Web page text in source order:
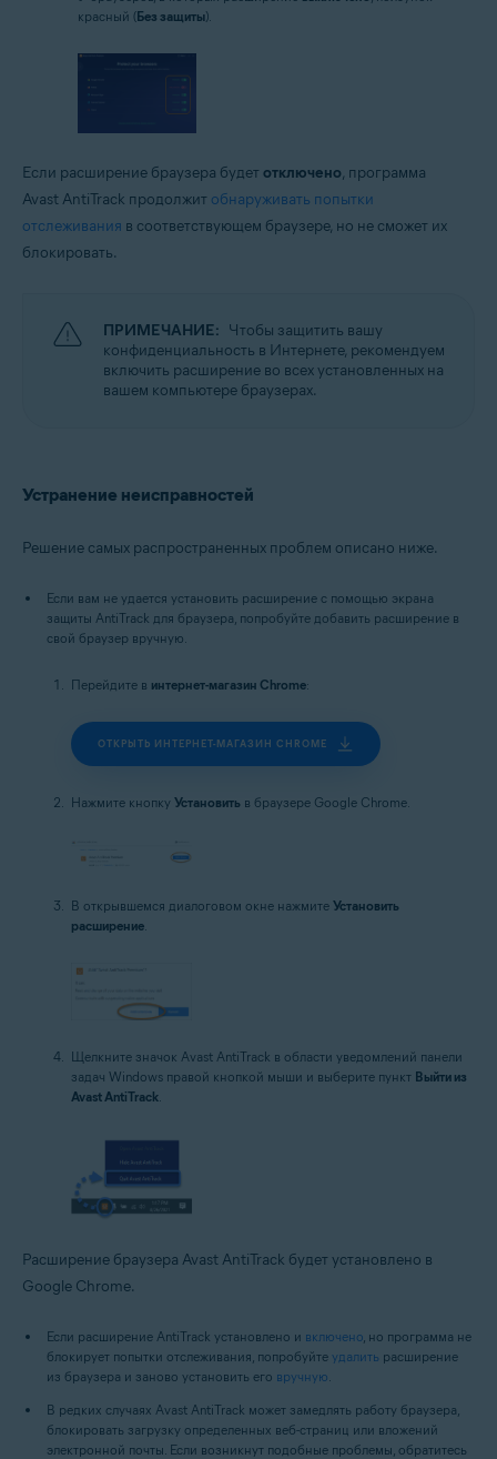
красный (Без защиты).
Если расширение браузера будет отключено, программа
Avast AntiTrack продолжит обнаруживать попытки
отслеживания в соответствующем браузере, но не сможет их
блокировать.
ПРИМЕЧАНИЕ: Чтобы защитить вашу
конфиденциальность в Интернете, рекомендуем
включить расширение во всех установленных на
вашем компьютере браузерах.
Устранение неисправностей
Решение самых распространенных проблем описано ниже.
Если вам не удается установить расширение с помощью экрана
защиты AntiTrack для браузера, попробуйте добавить расширение в
свой браузер вручную.
Перейдите в интернет-магазин Chrome:
ОТКРЫТЬ ИНТЕРНЕТ-МАГАЗИН CHROME
Нажмите кнопку Установить в браузере Google Chrome.
В открывшемся диалоговом окне нажмите Установить
расширение.
Щелкните значок Avast AntiTrack в области уведомлений панели
задач Windows правой кнопкой мыши и выберите пункт Выйти из
Avast AntiTrack
Расширение браузера Avast AntiTrack будет установлено в
Google Chrome.
Если расширение AntiTrack установлено и включено , но программа не
блокирует попытки отслеживания, попробуйте удалить расширение
из браузера и заново установить его вручную
В редких случаях Avast AntiTrack может замедлять работу браузера,
блокировать загрузку определенных веб-страниц или вложений
электронной почты. Если возникнут подобные проблемы, обратитесь